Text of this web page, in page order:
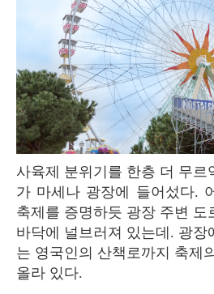
사육제 분위기를 한층 더 무르익게 만드는 대관람차
가 마세나 광장에 들어섰다.
축제를 증명하듯 광장 주변 도
바닥에 널브러져 있는데. 광장
는 영국인의 산책로까지 축제
올라 있다.